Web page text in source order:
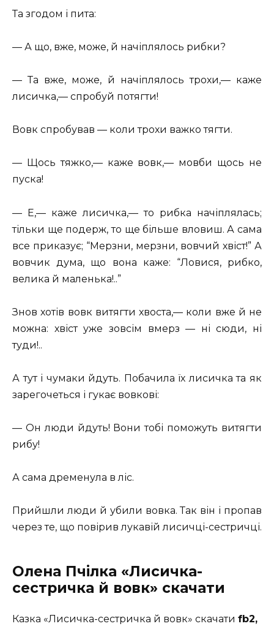
Та згодом і пита:
— А що, вже, може, й начіплялось рибки?
— Та вже, може, й начіплялось трохи,— каже
лисичка,— спробуй потягти!
Вовк спробував — коли трохи важко тягти.
— Щось тяжко,— каже вовк,— мовби щось не
пуска!
— Е,— каже лисичка,— то рибка начіплялась;
тільки ще подерж, то ще більше вловиш. А сама
все приказує; “Мерзни, мерзни, вовчий хвіст!” А
вовчик дума, що вона каже: “Ловися, рибко,
велика й маленька!..”
Знов хотів вовк витягти хвоста,— коли вже й не
можна: хвіст уже зовсім вмерз — ні сюди, ні
туди!..
А тут і чумаки йдуть. Побачила їх лисичка та як
зарегочеться і гукає вовкові:
— Он люди йдуть! Вони тобі поможуть витягти
рибу!
А сама дременула в ліс.
Прийшли люди й убили вовка. Так він і пропав
через те, що повірив лукавій лисичці-сестричці.
Олена Пчілка «Лисичка-
сестричка й вовк» скачати
Казка «Лисичка-сестричка й вовк» скачати fb2,